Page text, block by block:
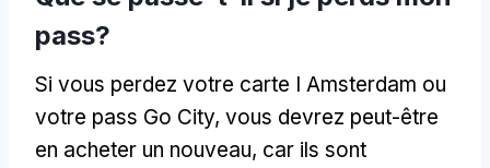
pass?
Si vous perdez votre carte I Amsterdam ou
votre pass Go City, vous devrez peut-être
en acheter un nouveau, car ils sont